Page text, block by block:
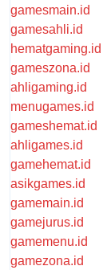
gamesmain.id
gamesahli.id
hematgaming.id
gameszona.id
ahligaming.id
menugames.id
gameshemat.id
ahligames.id
gamehemat.id
asikgames.id
gamemain.id
gamejurus.id
gamemenu.id
gamezona.id